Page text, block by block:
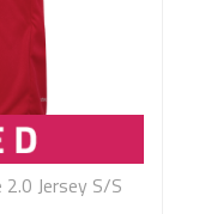
Jersey S/S